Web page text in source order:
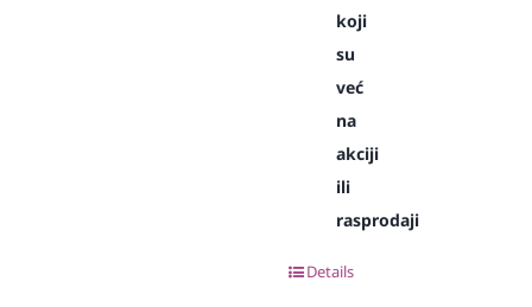
koji
su
već
na
akciji
ili
rasprodaji
Details